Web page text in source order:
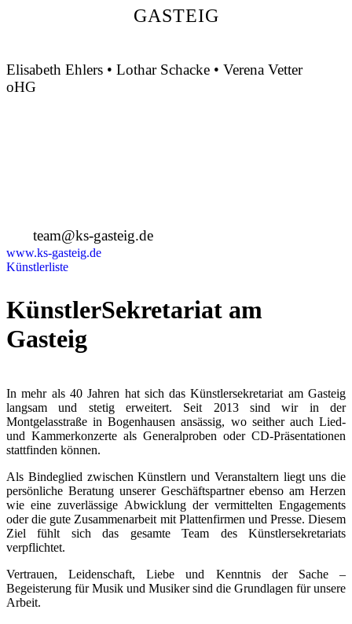
GASTEIG
Elisabeth Ehlers • Lothar Schacke • Verena Vetter
oHG
team@ks-gasteig.de
www.ks-gasteig.de
Künstlerliste
KünstlerSekretariat am
Gasteig
In mehr als 40 Jahren hat sich das Künstlersekretariat am Gasteig
langsam und stetig erweitert. Seit 2013 sind wir in der
Montgelasstraße in Bogenhausen ansässig, wo seither auch Lied-
und Kammerkonzerte als Generalproben oder CD-Präsentationen
stattfinden können.
Als Bindeglied zwischen Künstlern und Veranstaltern liegt uns die
persönliche Beratung unserer Geschäftspartner ebenso am Herzen
wie eine zuverlässige Abwicklung der vermittelten Engagements
oder die gute Zusammenarbeit mit Plattenfirmen und Presse. Diesem
Ziel fühlt sich das gesamte Team des Künstlersekretariats
verpflichtet.
Vertrauen, Leidenschaft, Liebe und Kenntnis der Sache –
Begeisterung für Musik und Musiker sind die Grundlagen für unsere
Arbeit.